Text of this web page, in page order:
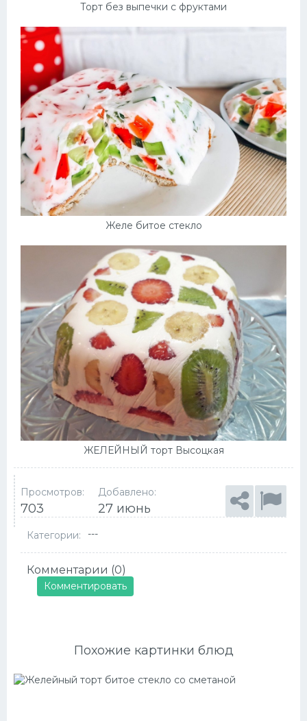
Торт без выпечки с фруктами
Желе битое стекло
ЖЕЛЕЙНЫЙ торт Высоцкая
Просмотров:
703
Добавлено:
27 июнь
Категории: ---
Комментарии (0)
Комментировать
Похожие картинки блюд